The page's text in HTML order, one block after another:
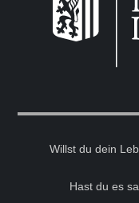
Willst du dein
Hast du es